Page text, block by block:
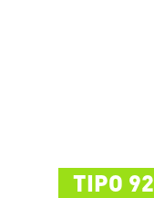
TIPO 92